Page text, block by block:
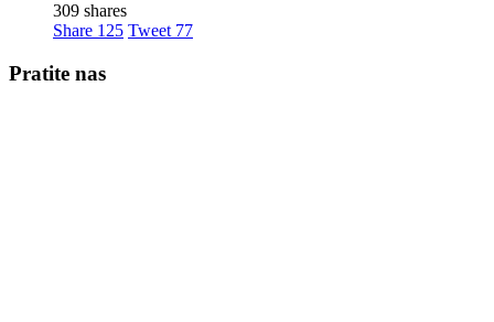
309 shares
Share 125 Tweet 77
Pratite nas